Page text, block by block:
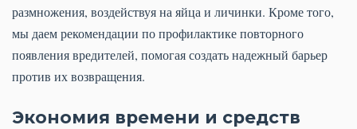
размножения, воздействуя на яйца и личинки. Кроме того,
мы даем рекомендации по профилактике повторного
появления вредителей, помогая создать надежный барьер
против их возвращения.
Экономия времени и средств